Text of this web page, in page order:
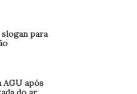
para
AGU após